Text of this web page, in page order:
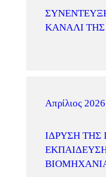
ΚΑΝΆΛΙ
Απρίλιος 2026
ΊΔΡΥΣΗ ΤΗΣ